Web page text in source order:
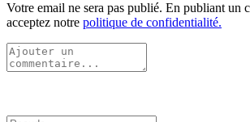
Votre email ne sera pas publié. En publiant un
acceptez notre politique de confidentialité.